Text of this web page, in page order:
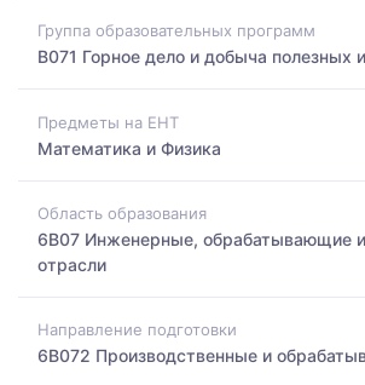
Группа образовательных программ
B071 Горное дело и добыча полезных
Предметы на ЕНТ
Математика и Физика
Область образования
6B07 Инженерные, обрабатывающие
отрасли
Направление подготовки
6B072 Производственные и